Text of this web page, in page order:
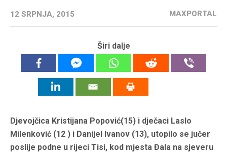
12 SRPNJA, 2015 MAXPORTAL
Širi dalje
Djevojčica Kristijana Popović(15) i dječaci Laslo
Milenković (12 ) i Danijel Ivanov (13), utopilo se jučer
poslije podne u rijeci Tisi, kod mjesta Đala na sjeveru